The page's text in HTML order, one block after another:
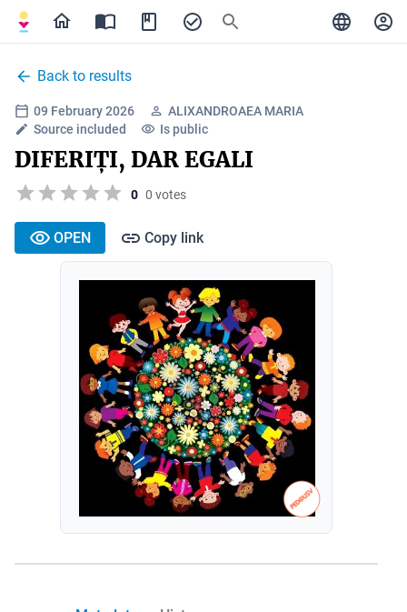
Back to results
09 February 2026
ALIXANDROAEA MARIA
Source included
Is public
DIFERIȚI, DAR EGALI
0 0 votes
OPEN Copy link